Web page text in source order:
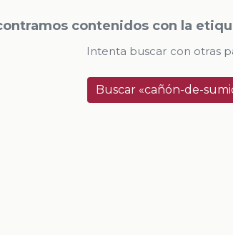
contenidos con la
Intenta buscar con otras
Buscar «cañón-de-